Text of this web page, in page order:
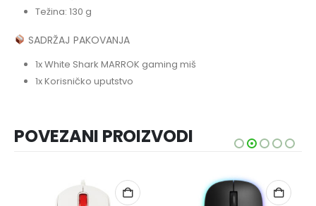
Težina: 130 g
SADRŽAJ PAKOVANJA
1x White Shark MARROK gaming miš
1x Korisničko uputstvo
POVEZANI PROIZVODI